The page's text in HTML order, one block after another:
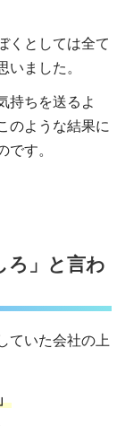
くとしては全て
いました。
持ちを送るよ
のような結果に
です。
ろ」と言わ
ていた会社の上